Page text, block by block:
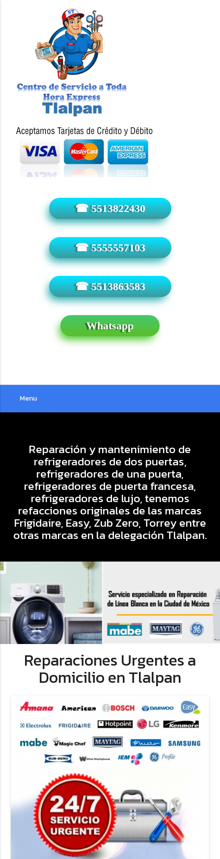
☎ 5513822430
☎ 5555557103
☎ 5513863583
Whatsapp
Menu
Reparación y mantenimiento de
refrigeradores de dos puertas,
refrigeradores de una puerta,
refrigeradores de puerta francesa,
refrigeradores de lujo, tenemos
refacciones originales de las marcas
Frigidaire, Easy, Zub Zero, Torrey entre
otras marcas en la delegación Tlalpan.
Reparaciones Urgentes a
Domicilio en Tlalpan